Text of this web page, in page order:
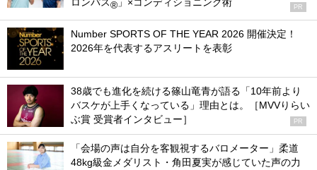
ロンパス® 」×コンディショニング術 PR
Number SPORTS OF THE YEAR 2026 開催決定！
2026年を代表するアスリートを表彰
38歳でも進化を続ける篠山竜青が語る「10年前より
バスケが上手くなっている」理由とは。［MVVりらい
ぶ賞 受賞者インタビュー］
PR
「会場の声は自分を客観視するバロメーター」柔道
48kg級金メダリスト・角田夏実が感じていた声の力